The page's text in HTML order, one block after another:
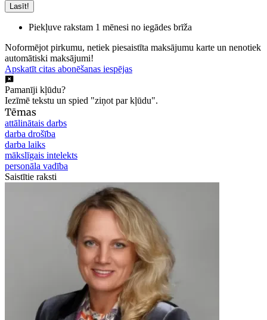
Lasīt!
Piekļuve rakstam 1 mēnesi no iegādes brīža
Noformējot pirkumu, netiek piesaistīta maksājumu karte un nenotiek
automātiski maksājumi!
Apskatīt citas abonēšanas iespējas
Pamanīji kļūdu?
Iezīmē tekstu un spied "ziņot par kļūdu".
Tēmas
attālinātais darbs
darba drošība
darba laiks
mākslīgais intelekts
personāla vadība
Saistītie raksti